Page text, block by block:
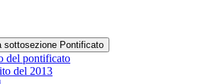
sottosezione Pontificato
del pontificato
del 2013